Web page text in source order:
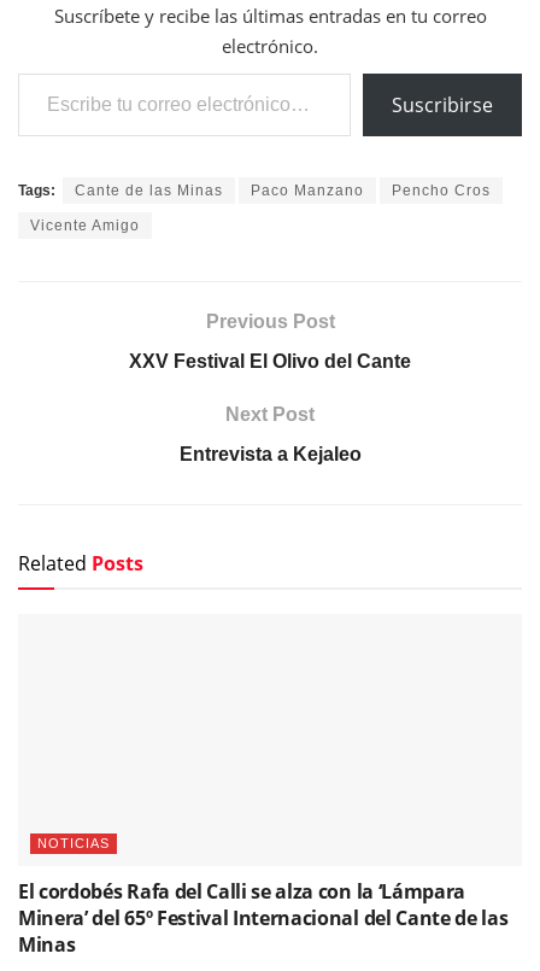
Suscríbete y recibe las últimas entradas en tu correo
electrónico.
Escribe tu correo electrónico…
Suscribirse
Tags: Cante de las Minas Paco Manzano Pencho Cros
Vicente Amigo
Previous Post
XXV Festival El Olivo del Cante
Next Post
Entrevista a Kejaleo
Related Posts
NOTICIAS
El cordobés Rafa del Calli se alza con la ‘Lámpara
Minera’ del 65º Festival Internacional del Cante de las
Minas